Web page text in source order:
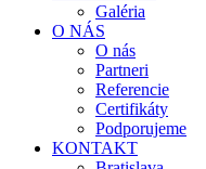
Galéria
O NÁS
O nás
Partneri
Referencie
Certifikáty
Podporujeme
KONTAKT